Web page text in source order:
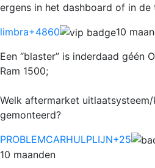
ergens in het dashboard of in de
limbra+4860
10
Een “blaster” is inderdaad géén
Ram 1500;
Welk aftermarket
gemonteerd?
PROBLEMCARHULPLIJN+25
10 maanden